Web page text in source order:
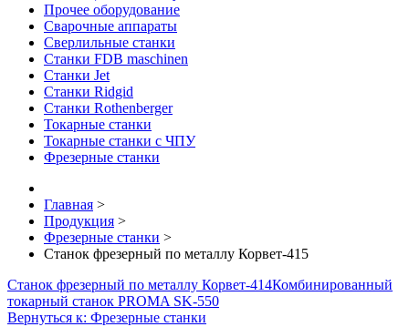
Прочее оборудование
Сварочные аппараты
Сверлильные станки
Станки FDB maschinen
Станки Jet
Станки Ridgid
Станки Rothenberger
Токарные станки
Токарные станки с ЧПУ
Фрезерные станки
Главная >
Продукция >
Фрезерные станки >
Станок фрезерный по металлу Корвет-415
Станок фрезерный по металлу Корвет-414Комбинированный
токарный станок PROMA SK-550
Вернуться к: Фрезерные станки